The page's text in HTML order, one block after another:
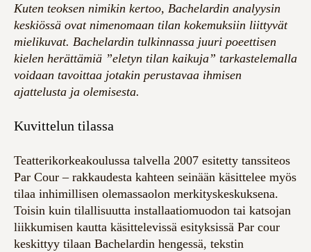
Kuten teoksen nimikin kertoo, Bachelardin analyysin
keskiössä ovat nimenomaan tilan kokemuksiin liittyvät
mielikuvat. Bachelardin tulkinnassa juuri poeettisen
kielen herättämiä ”eletyn tilan kaikuja” tarkastelemalla
voidaan tavoittaa jotakin perustavaa ihmisen
ajattelusta ja olemisesta.
Kuvittelun tilassa
Teatterikorkeakoulussa talvella 2007 esitetty tanssiteos
Par Cour – rakkaudesta kahteen seinään käsittelee myös
tilaa inhimillisen olemassaolon merkityskeskuksena.
Toisin kuin tilallisuutta installaatiomuodon tai katsojan
liikkumisen kautta käsittelevissä esityksissä Par cour
keskittyy tilaan Bachelardin hengessä, tekstin